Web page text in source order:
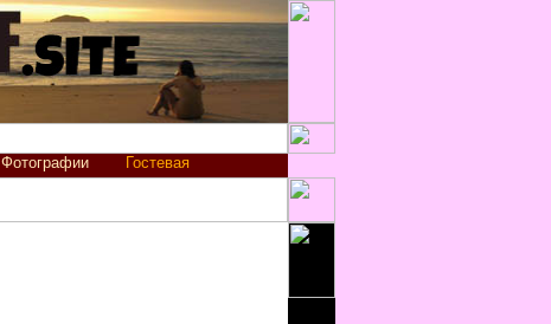
Фотографии Гостевая